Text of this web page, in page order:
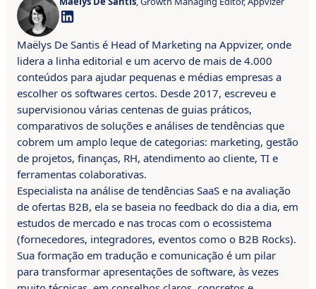
Maëlys De Santis é Head of Marketing na Appvizer, onde
lidera a linha editorial e um acervo de mais de 4.000
conteúdos para ajudar pequenas e médias empresas a
escolher os softwares certos. Desde 2017, escreveu e
supervisionou várias centenas de guias práticos,
comparativos de soluções e análises de tendências que
cobrem um amplo leque de categorias: marketing, gestão
de projetos, finanças, RH, atendimento ao cliente, TI e
ferramentas colaborativas.
Especialista na análise de tendências SaaS e na avaliação
de ofertas B2B, ela se baseia no feedback do dia a dia, em
estudos de mercado e nas trocas com o ecossistema
(fornecedores, integradores, eventos como o B2B Rocks).
Sua formação em tradução e comunicação é um pilar
para transformar apresentações de software, às vezes